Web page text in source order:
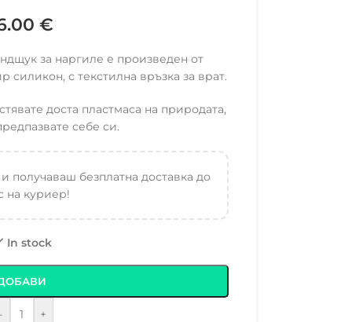
€
за наргиле е произведен от
с текстилна връзка за врат.
доста пластмаса на природата,
себе си.
получаваш безплатна доставка до
на куриер!
In stock
- +